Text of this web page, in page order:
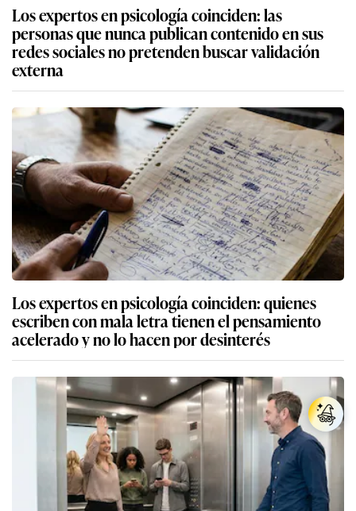
Los expertos en psicología coinciden: las
personas que nunca publican contenido en sus
redes sociales no pretenden buscar validación
externa
Los expertos en psicología coinciden: quienes
escriben con mala letra tienen el pensamiento
acelerado y no lo hacen por desinterés